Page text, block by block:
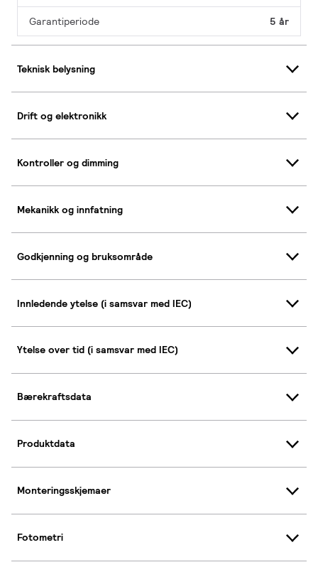
Garantiperiode 5 år
Teknisk belysning
Drift og elektronikk
Kontroller og dimming
Mekanikk og innfatning
Godkjenning og bruksområde
Innledende ytelse (i samsvar med IEC)
Ytelse over tid (i samsvar med IEC)
Bærekraftsdata
Produktdata
Monteringsskjemaer
Fotometri